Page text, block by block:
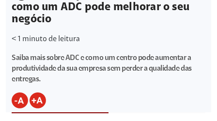
como um ADC pode melhorar o seu
negócio
< 1 minuto de leitura
Saiba mais sobre ADC e como um centro pode aumentar a
produtividade da sua empresa sem perder a qualidade das
entregas.